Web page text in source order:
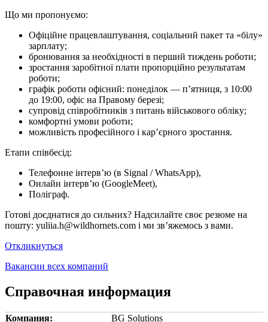
Що ми про­по­ну­є­мо:
Офіційне працевлаштування, соціальний пакет та «білу»
зарплату;
бронювання за необхідності в перший тиждень роботи;
зростання заробітної плати пропорційно результатам
роботи;
графік роботи офісний: понеділок — п’ятниця, з 10:00
до 19:00, офіс на Правому березі;
супровід співробітників з питань військового обліку;
комфортні умови роботи;
можливість професійного і кар’єрного зростання.
Етапи співбесід:
Телефонне інтерв’ю (в Signal / WhatsApp),
Онлайн інтерв’ю (GoogleMeet),
Поліграф.
Готові доєднатися до сильних? Надсилайте своє резюме на
пошту: yuliia.h@wildhornets.com і ми звʼяжемось з вами.
Откликнуться
Вакансии всех компаний
Справочная информация
Компания: BG Solutions